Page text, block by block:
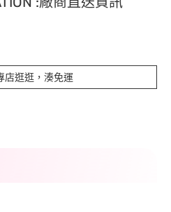
店逛逛，湊免運